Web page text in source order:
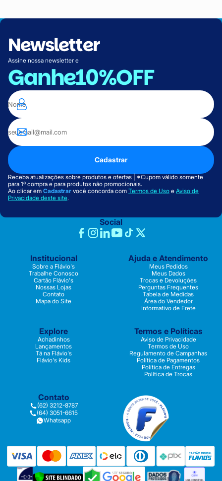
Newsletter
Assine nossa newsletter e
Ganhe10%OFF
Cadastrar
Receba atualizações sobre produtos e ofertas | *Cupom válido somente
para 1ª compra e para produtos não promocionais.
Ao clicar em Cadastrar você concorda com Termos de Uso e Aviso de
Privacidade deste site.
Social
Institucional
Sobre a Flávio's
Trabalhe Conosco
Cartão Flávio's
Nossas Lojas
Contato
Mapa do Site
Ajuda e Atendimento
Meus Pedidos
Meus Dados
Trocas e Devoluções
Perguntas Frequentes
Tabela de Medidas
Área do Vendedor
Informativo de Frete
Explore
Achadinhos
Lançamentos
Tá na Flávio's
Flávio's Kids
Termos e Políticas
Aviso de Privacidade
Termos de Uso
Regulamento de Campanhas
Política de Pagamentos
Política de Entregas
Política de Trocas
Contato
(62) 3212-8787
(64) 3051-6615
Whatsapp